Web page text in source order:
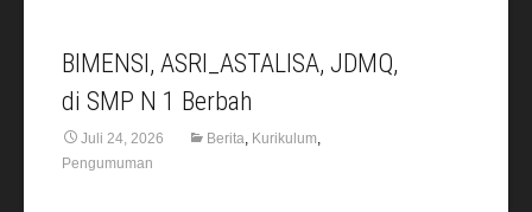
BIMENSI, ASRI_ASTALISA, JDMQ,
di SMP N 1 Berbah
Juli 24, 2026 Berita, Kurikulum,
Pengumuman